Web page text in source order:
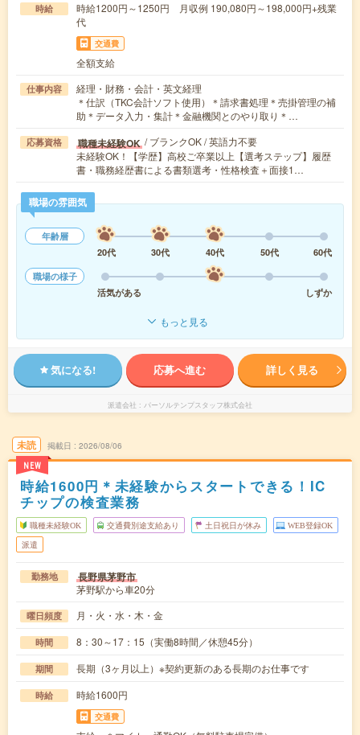
時給
時給1200円～1250円 月収例 190,080円～198,000円+残業
代
交通費
全額支給
仕事内容
経理・財務・会計・英文経理
＊仕訳（TKC会計ソフト使用）＊請求書処理＊売掛管理の補
助＊データ入力・集計＊金融機関とのやり取り＊…
応募資格 職種未経験OK / ブランクOK / 英語力不要
未経験OK！【学歴】高校ご卒業以上【選考ステップ】履歴
書・職務経歴書による書類選考・性格検査＋面接1…
職場の雰囲気
年齢層
20代
30代 40代 50代
60代
職場の様子
活気がある
しずか
もっと見る
気になる! 応募へ進む 詳しく見る
派遣会社 パーソルテンプスタッフ株式会社
未読
NEW
掲載日 2026/08/06
時給1600円＊未経験からスタートできる！IC
チップの検査業務
職種未経験OK 交通費別途支給あり 土日祝日が休み WEB登録OK
派遣
勤務地 長野県茅野市
茅野駅から車20分
曜日頻度 月・火・水・木・金
時間 8：30～17：15（実働8時間／休憩45分）
期間 長期（3ヶ月以上）※契約更新のある長期のお仕事です
時給 時給1600円
交通費